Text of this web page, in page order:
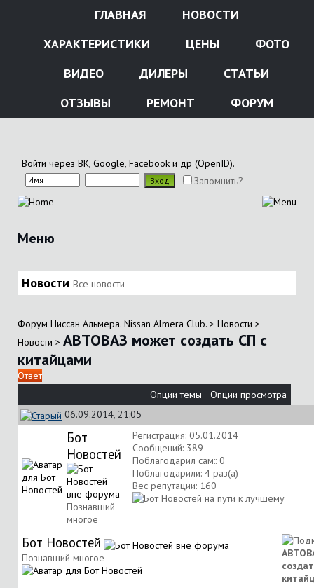
ГЛАВНАЯ
НОВОСТИ
ХАРАКТЕРИСТИКИ
ЦЕНЫ
ФОТО
ВИДЕО
ДИЛЕРЫ
СТАТЬИ
ОТЗЫВЫ
РЕМОНТ ФОРУМ
Войти через ВК, Google, Facebook и др (OpenID).
Запомнить?
Меню
Новости Все новости
Форум Ниссан Альмера. Nissan Almera Club. > Новости >
Новости > АВТОВАЗ может создать СП с
китайцами
Ответ
Опции темы
Опции просмотра
06.09.2014, 21:05
Бот
Новостей
Познавший
многое
Регистрация: 05.01.2014
Сообщений: 389
Поблагодарил сам:: 0
Поблагодарили: 4 раз(а)
Вес репутации: 160
Бот Новостей
Познавший многое